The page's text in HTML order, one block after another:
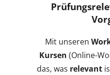
Mit unseren
Kursen (Online-
das, was relevant